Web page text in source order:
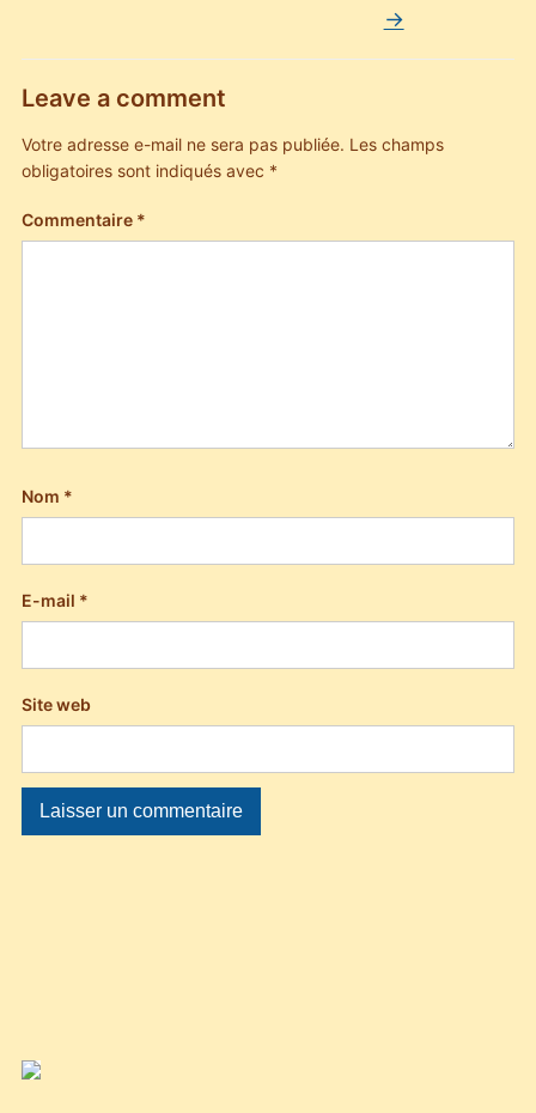
→
Leave a comment
Votre adresse e-mail ne sera pas publiée. Les champs
obligatoires sont indiqués avec *
Commentaire *
Nom *
E-mail *
Site web